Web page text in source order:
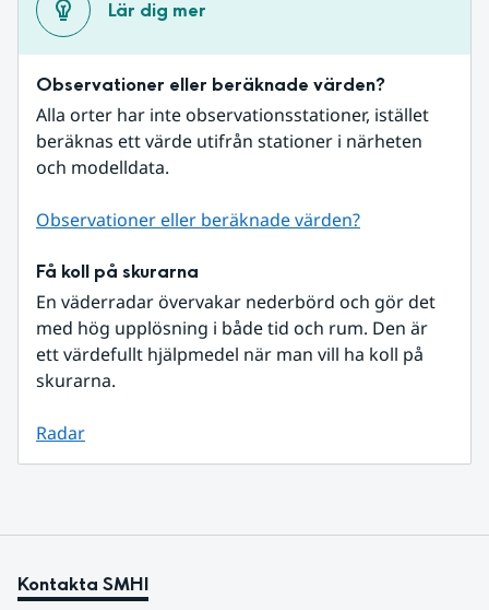
Lär dig mer
Observationer eller beräknade värden?
Alla orter har inte observationsstationer, istället
beräknas ett värde utifrån stationer i närheten
och modelldata.
Observationer eller beräknade värden?
Få koll på skurarna
En väderradar övervakar nederbörd och gör det
med hög upplösning i både tid och rum. Den är
ett värdefullt hjälpmedel när man vill ha koll på
skurarna.
Radar
Kontakta SMHI